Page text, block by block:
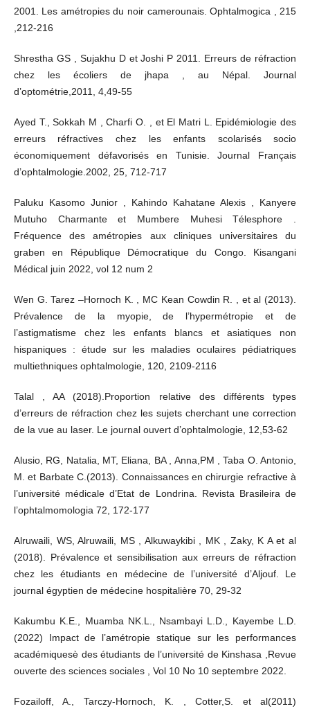
2001. Les amétropies du noir camerounais. Ophtalmogica , 215
,212-216
Shrestha GS , Sujakhu D et Joshi P 2011. Erreurs de réfraction
chez les écoliers de jhapa , au Népal. Journal
d’optométrie,2011, 4,49-55
Ayed T., Sokkah M , Charfi O. , et El Matri L. Epidémiologie des
erreurs réfractives chez les enfants scolarisés socio
économiquement défavorisés en Tunisie. Journal Français
d’ophtalmologie.2002, 25, 712-717
Paluku Kasomo Junior , Kahindo Kahatane Alexis , Kanyere
Mutuho Charmante et Mumbere Muhesi Télesphore .
Fréquence des amétropies aux cliniques universitaires du
graben en République Démocratique du Congo. Kisangani
Médical juin 2022, vol 12 num 2
Wen G. Tarez –Hornoch K. , MC Kean Cowdin R. , et al (2013).
Prévalence de la myopie, de l’hypermétropie et de
l’astigmatisme chez les enfants blancs et asiatiques non
hispaniques : étude sur les maladies oculaires pédiatriques
multiethniques ophtalmologie, 120, 2109-2116
Talal , AA (2018).Proportion relative des différents types
d’erreurs de réfraction chez les sujets cherchant une correction
de la vue au laser. Le journal ouvert d’ophtalmologie, 12,53-62
Alusio, RG, Natalia, MT, Eliana, BA , Anna,PM , Taba O. Antonio,
M. et Barbate C.(2013). Connaissances en chirurgie refractive à
l’université médicale d’Etat de Londrina. Revista Brasileira de
l’ophtalmomologia 72, 172-177
Alruwaili, WS, Alruwaili, MS , Alkuwaykibi , MK , Zaky, K A et al
(2018). Prévalence et sensibilisation aux erreurs de réfraction
chez les étudiants en médecine de l’université d’Aljouf. Le
journal égyptien de médecine hospitalière 70, 29-32
Kakumbu K.E., Muamba NK.L., Nsambayi L.D., Kayembe L.D.
(2022) Impact de l’amétropie statique sur les performances
académiquesè des étudiants de l’université de Kinshasa ,Revue
ouverte des sciences sociales , Vol 10 No 10 septembre 2022.
Fozailoff, A., Tarczy-Hornoch, K. , Cotter,S. et al(2011)